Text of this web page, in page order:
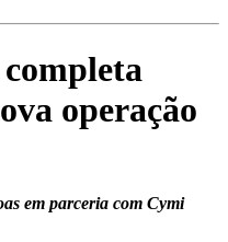
operação
em parceria com Cymi